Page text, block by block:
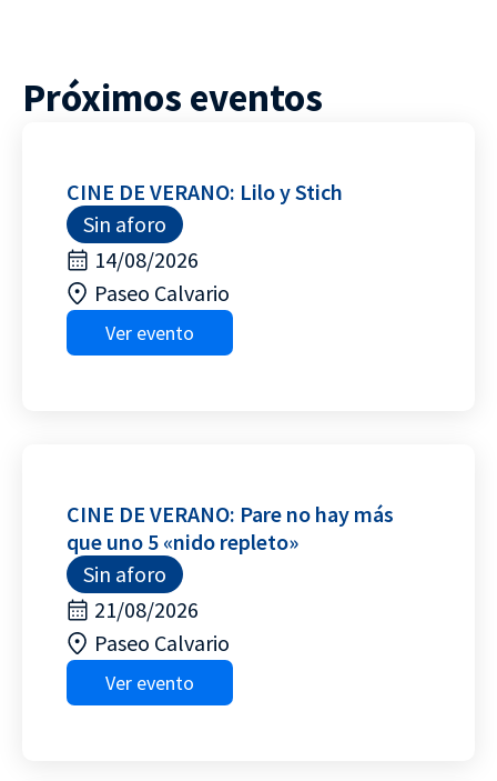
Próximos eventos
CINE DE VERANO: Lilo y Stich
Sin aforo
14/08/2026
Paseo Calvario
Ver evento
CINE DE VERANO: Pare no hay más
que uno 5 «nido repleto»
Sin aforo
21/08/2026
Paseo Calvario
Ver evento